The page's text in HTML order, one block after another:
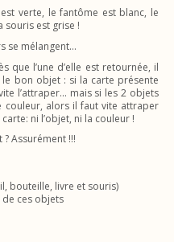
verte, le fantôme est blanc, le
souris est grise !
se mélangent…
que l’une d’elle est retournée, il
le bon objet : si la carte présente
l’attraper... mais si les 2 objets
couleur, alors il faut vite attraper
ni l’objet, ni la couleur !
Assurément !!!
bouteille, livre et souris)
de ces objets